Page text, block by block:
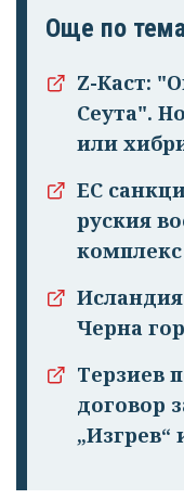
Още по
Z-Каст:
Сеута".
или
ЕС
руския
комплекс
Черна
Терзиев
договор
„Изгрев“